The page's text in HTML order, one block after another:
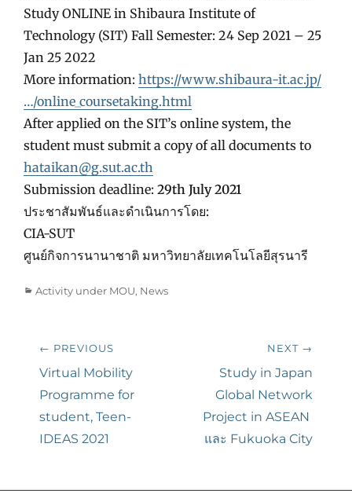
Study ONLINE in Shibaura Institute of
Technology (SIT) Fall Semester: 24 Sep 2021 – 25
Jan 25 2022
More information: https://www.shibaura-it.ac.jp/
…/online_coursetaking.html
After applied on the SIT’s online system, the
student must submit a copy of all documents to
hataikan@g.sut.ac.th
Submission deadline: 29th July 2021
ประชาสัมพันธ์และดำเนินการโดย:
CIA-SUT
ศูนย์กิจการนานาชาติ มหาวิทยาลัยเทคโนโลยีสุรนารี
Categories
Activity under MOU, News
Post
navigation
← PREVIOUS
Previous
post:
Virtual Mobility
Programme for
student, Teen-
IDEAS 2021
NEXT →
Next
post:
Study in Japan
Global Network
Project in ASEAN
และ Fukuoka City